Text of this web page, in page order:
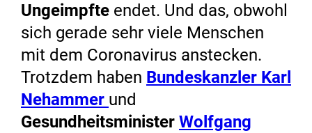
Ungeimpfte endet. Und das, obwohl
sich gerade sehr viele Menschen
mit dem Coronavirus anstecken.
Trotzdem haben Bundeskanzler Karl
Nehammer und
Gesundheitsminister Wolfgang